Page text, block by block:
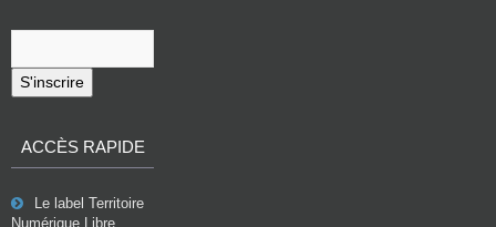
S'inscrire
ACCÈS RAPIDE
Le label Territoire
Numérique Libre